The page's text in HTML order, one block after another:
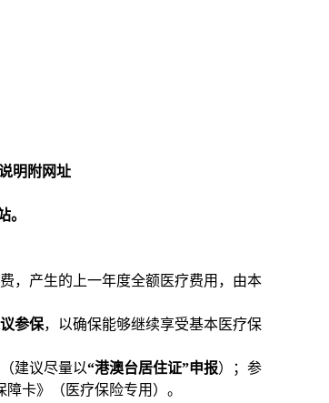
明附网址
。
，产生的上一年度全额医疗费用，由本
参保，以确保能够继续享受基本医疗保
建议尽量以“港澳台居住证”申报）；参
卡》（医疗保险专用）。